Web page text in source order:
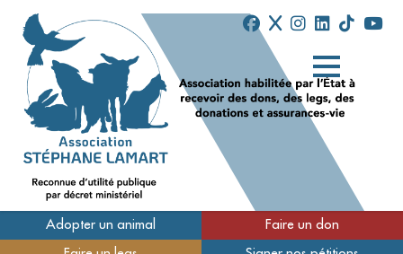
Adopter un animal Faire un don